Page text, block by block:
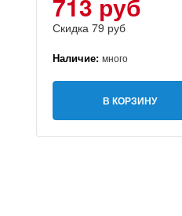
713 руб
Скидка 79 руб
Наличие: много
В КОРЗИНУ